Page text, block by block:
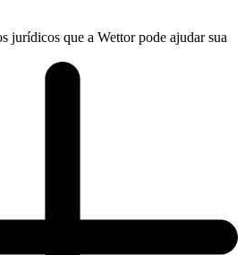
jurídicos que a Wettor pode ajudar sua